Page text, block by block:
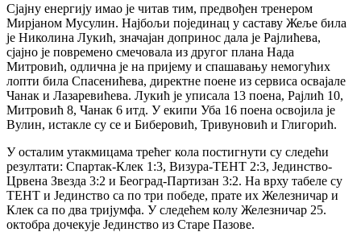
Сјајну енергију имао је читав тим, предвођен тренером
Мирјаном Мусулин. Најбољи појединац у саставу Жеље била
је Николина Лукић, значајан допринос дала је Рајлићева,
сјајно је повремено смечовала из другог плана Нада
Митровић, одлична је на пријему и спашавању немогућих
лопти била Спасенићева, директне поене из сервиса освајале
Чанак и Лазаревићева. Лукић је уписала 13 поена, Рајлић 10,
Митровић 8, Чанак 6 итд. У екипи Уба 16 поена освојила је
Вулин, истакле су се и Биберовић, Тривуновић и Глигорић.
У осталим утакмицама трећег кола постигнути су следећи
резултати: Спартак-Клек 1:3, Визура-ТЕНТ 2:3, Јединство-
Црвена Звезда 3:2 и Београд-Партизан 3:2. На врху табеле су
ТЕНТ и Јединство са по три победе, прате их Железничар и
Клек са по два тријумфа. У следећем колу Железничар 25.
октобра дочекује Јединство из Старе Пазове.